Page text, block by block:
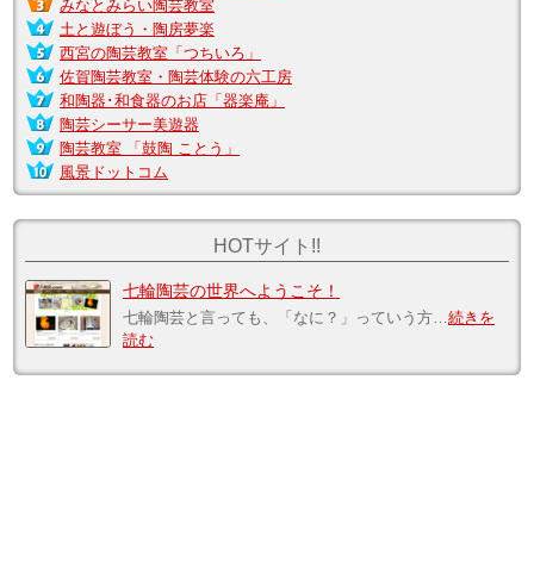
みなとみらい陶芸教室
土と遊ぼう・陶房夢楽
西宮の陶芸教室「つちいろ」
佐賀陶芸教室・陶芸体験の六工房
和陶器･和食器のお店「器楽庵」
陶芸シーサー美遊器
陶芸教室 「鼓陶 ことう」
風景ドットコム
HOTサイト!!
七輪陶芸の世界へようこそ！
七輪陶芸と言っても、「なに？」っていう方…続きを
読む